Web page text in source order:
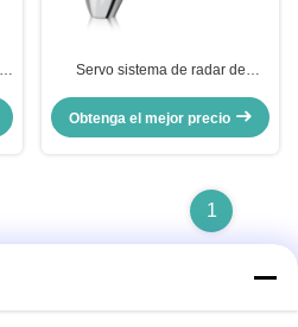
Servo sistema de radar de
80KG
Obtenga el mejor precio
1